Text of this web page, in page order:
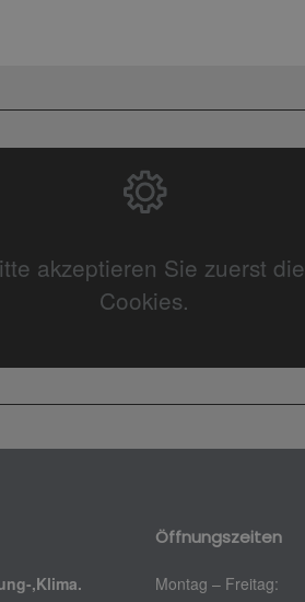
akzeptieren Sie zuerst die
Cookies.
,Klima.
Öffnungszeiten
Montag – Freitag: